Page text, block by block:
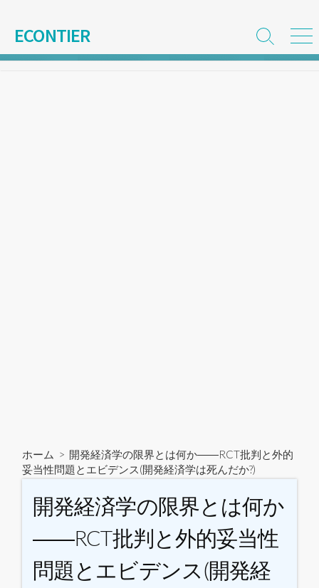
ン
ECONTIER
検
索
メ
ニ
ホーム > 開発経済学の限界とは何か――RCT批判と外的
妥当性問題とエビデンス(開発経済学は死んだか?)
開発経済学の限界とは何か
――RCT批判と外的妥当性
問題とエビデンス(開発経